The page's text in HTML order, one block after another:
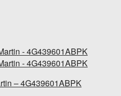
– 4G439601ABPK